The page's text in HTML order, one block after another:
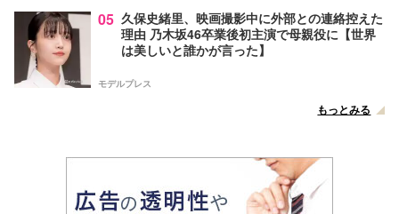
05 久保史緒里、映画撮影中に外部との連絡控えた
理由 乃木坂46卒業後初主演で母親役に【世界
は美しいと誰かが言った】
モデルプレス
もっとみる